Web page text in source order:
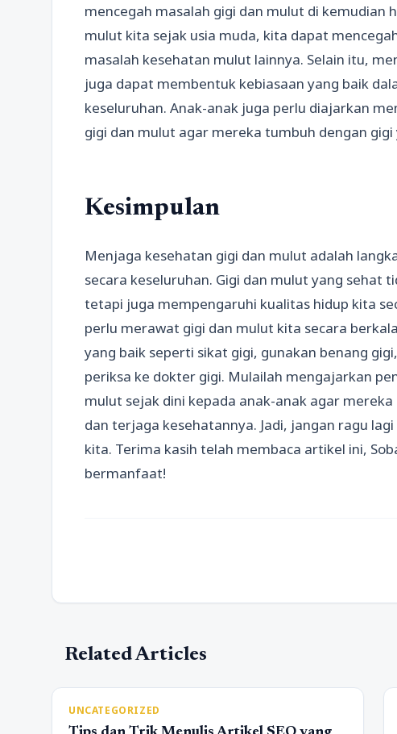
mencegah masalah gigi dan mulut di kemudian
mulut kita sejak usia muda, kita dapat
masalah kesehatan mulut lainnya. Selain itu,
juga dapat membentuk kebiasaan yang baik
keseluruhan. Anak-anak juga perlu diajarkan
gigi dan mulut agar mereka tumbuh dengan
Kesimpulan
Menjaga kesehatan gigi dan mulut adalah
secara keseluruhan. Gigi dan mulut yang sehat
tetapi juga mempengaruhi kualitas hidup kita
perlu merawat gigi dan mulut kita secara
yang baik seperti sikat gigi, gunakan benang
periksa ke dokter gigi. Mulailah mengajarkan
mulut sejak dini kepada anak-anak agar
dan terjaga kesehatannya. Jadi, jangan ragu
kita. Terima kasih telah membaca artikel ini,
bermanfaat!
Related Articles
UNCATEGORIZED